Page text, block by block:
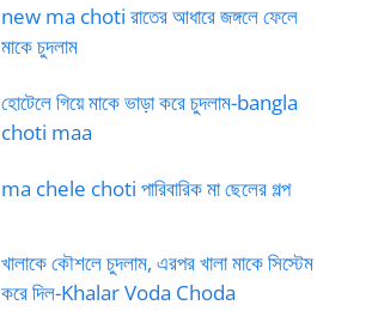
new ma choti রাতের আধারে জঙ্গলে ফেলে
মাকে চুদলাম
হোটেলে গিয়ে মাকে ভাড়া করে চুদলাম-bangla
choti maa
ma chele choti পারিবারিক মা ছেলের গল্প
খালাকে কৌশলে চুদলাম, এরপর খালা মাকে সিস্টেম
করে দিল-Khalar Voda Choda